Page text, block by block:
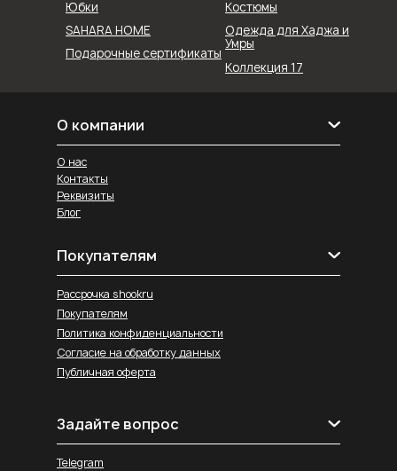
Коллекция 17
Юбки
SAHARA HOME
Костюмы
Подарочные сертификаты
Одежда для Хаджа и
Умры
О компании
Реквизиты
Блог
О нас
Контакты
Покупателям
Рассрочка shookru
Покупателям
Политика конфиденциальности
Согласие на обработку данных
Публичная оферта
Задайте вопрос
Telegram